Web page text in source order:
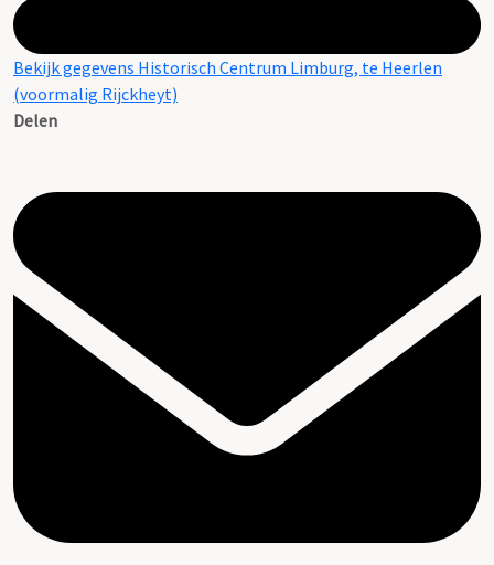
Bekijk gegevens Historisch Centrum Limburg, te Heerlen
(voormalig Rijckheyt)
Delen